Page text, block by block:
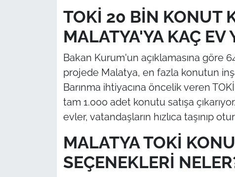
TOKİ 20 BİN KONUT
MALATYA'YA KAÇ EV
Bakan Kurum'un açıklamasına göre
projede Malatya, en fazla konutun
Barınma ihtiyacına öncelik veren
tam 1.000 adet konutu satışa
evler, vatandaşların hızlıca taşınıp
MALATYA TOKİ
SEÇENEKLERİ